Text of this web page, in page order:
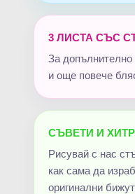
3 ЛИСТА СЪС
За допълнително
и още повече
СЪВЕТИ И
Рисувай с нас
как сама да
оригинални